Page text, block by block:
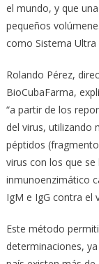
el mundo, y que
pequeños
como Sistema Ultra
Rolando Pérez,
BioCubaFarma,
“a partir de los
del virus, utilizando
péptidos
virus con los que
inmunoenzimático
IgM e IgG contra el
Este método
determinaciones,